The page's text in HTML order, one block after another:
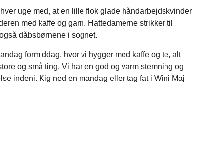
uge med, at en lille flok glade håndarbejdskvinder
med kaffe og garn. Hattedamerne strikker til
dåbsbørnene i sognet.
formiddag, hvor vi hygger med kaffe og te, alt
og små ting. Vi har en god og varm stemning og
indeni. Kig ned en mandag eller tag fat i Wini Maj